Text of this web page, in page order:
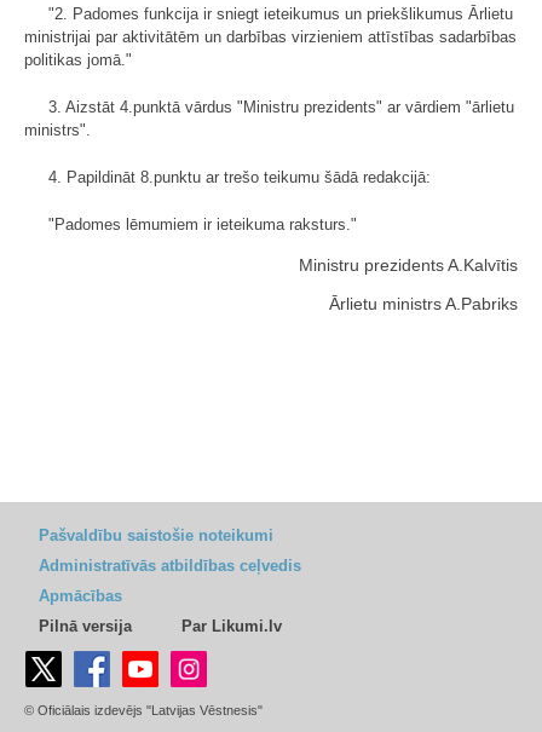
"2. Padomes funkcija ir sniegt ieteikumus un priekšlikumus Ārlietu
ministrijai par aktivitātēm un darbības virzieniem attīstības sadarbības
politikas jomā."
3. Aizstāt 4.punktā vārdus "Ministru prezidents" ar vārdiem "ārlietu
ministrs".
4. Papildināt 8.punktu ar trešo teikumu šādā redakcijā:
"Padomes lēmumiem ir ieteikuma raksturs."
Ministru prezidents A.Kalvītis
Ārlietu ministrs A.Pabriks
Pašvaldību saistošie noteikumi
Administratīvās atbildības ceļvedis
Apmācības
Pilnā versija
Par Likumi.lv
© Oficiālais izdevējs "Latvijas Vēstnesis"